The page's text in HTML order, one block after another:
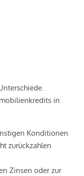
in
Konditionen
zurückzahlen
Zinsen oder zur